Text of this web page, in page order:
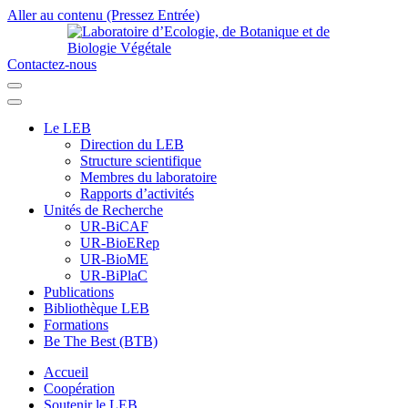
Aller au contenu (Pressez Entrée)
Contactez-nous
Le LEB
Direction du LEB
Structure scientifique
Membres du laboratoire
Rapports d’activités
Unités de Recherche
UR-BiCAF
UR-BioERep
UR-BioME
UR-BiPlaC
Publications
Bibliothèque LEB
Formations
Be The Best (BTB)
Accueil
Coopération
Soutenir le LEB